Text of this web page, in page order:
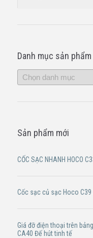
Danh mục sản phẩm
Sản phẩm mới
CỐC SẠC NHANH HOCO
Cốc sạc củ sạc Hoco C39
Giá đỡ điện thoại trên
CA40 Đế hút tinh tế